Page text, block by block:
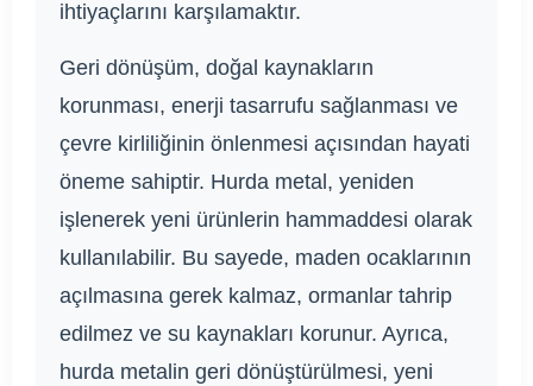
ihtiyaçlarını karşılamaktır.
Geri dönüşüm, doğal kaynakların
korunması, enerji tasarrufu sağlanması ve
çevre kirliliğinin önlenmesi açısından hayati
öneme sahiptir. Hurda metal, yeniden
işlenerek yeni ürünlerin hammaddesi olarak
kullanılabilir. Bu sayede, maden ocaklarının
açılmasına gerek kalmaz, ormanlar tahrip
edilmez ve su kaynakları korunur. Ayrıca,
hurda metalin geri dönüştürülmesi, yeni